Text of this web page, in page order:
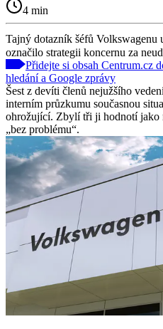
4 min
Tajný dotazník šéfů Volkswagenu
označilo strategii koncernu za
Přidejte si obsah Centrum.cz
hledání a Google zprávy
Šest z devíti členů nejužšího
interním průzkumu současnou
ohrožující. Zbylí tři ji hodnotí jako
„bez problému“.